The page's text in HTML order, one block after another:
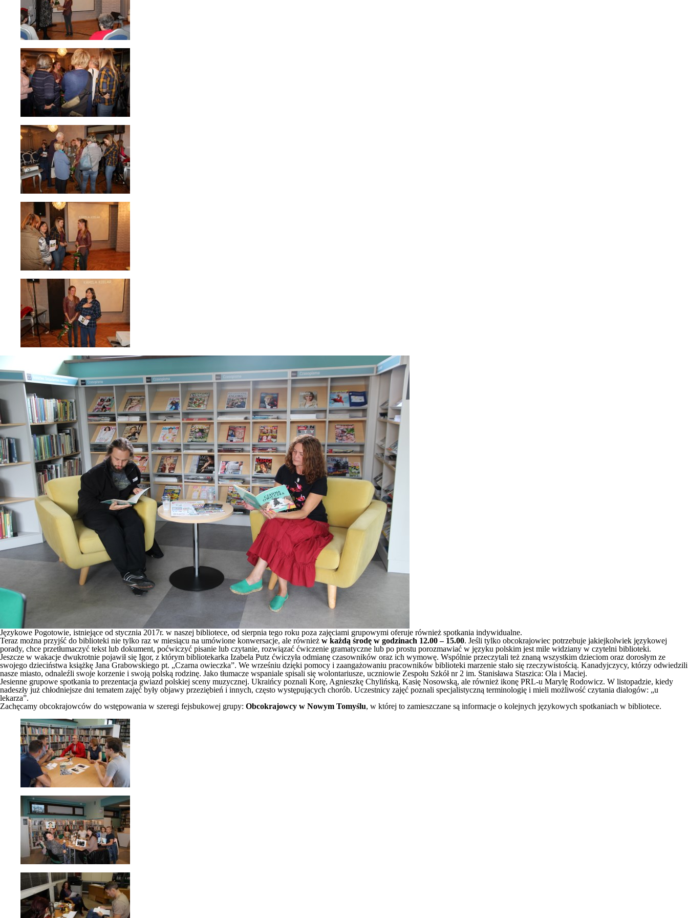
Językowe Pogotowie, istniejące od stycznia 2017r. w naszej bibliotece, od sierpnia tego roku poza zajęciami grupowymi oferuje również spotkania indywidualne.
Teraz można przyjść do biblioteki nie tylko raz w miesiącu na umówione konwersacje, ale również w każdą środę w godzinach 12.00 – 15.00. Jeśli tylko obcokrajowiec potrzebuje jakiejkolwiek językowej
porady, chce przetłumaczyć tekst lub dokument, poćwiczyć pisanie lub czytanie, rozwiązać ćwiczenie gramatyczne lub po prostu porozmawiać w języku polskim jest mile widziany w czytelni biblioteki.
Jeszcze w wakacje dwukrotnie pojawił się Igor, z którym bibliotekarka Izabela Putz ćwiczyła odmianę czasowników oraz ich wymowę. Wspólnie przeczytali też znaną wszystkim dzieciom oraz dorosłym ze
swojego dzieciństwa książkę Jana Grabowskiego pt. „Czarna owieczka”. We wrześniu dzięki pomocy i zaangażowaniu pracowników biblioteki marzenie stało się rzeczywistością. Kanadyjczycy, którzy odwiedzili
nasze miasto, odnaleźli swoje korzenie i swoją polską rodzinę. Jako tłumacze wspaniale spisali się wolontariusze, uczniowie Zespołu Szkół nr 2 im. Stanisława Staszica: Ola i Maciej.
Jesienne grupowe spotkania to prezentacja gwiazd polskiej sceny muzycznej. Ukraińcy poznali Korę, Agnieszkę Chylińską, Kasię Nosowską, ale również ikonę PRL-u Marylę Rodowicz. W listopadzie, kiedy
nadeszły już chłodniejsze dni tematem zajęć były objawy przeziębień i innych, często występujących chorób. Uczestnicy zajęć poznali specjalistyczną terminologię i mieli możliwość czytania dialogów: „u
lekarza”.
Zachęcamy obcokrajowców do wstępowania w szeregi fejsbukowej grupy: Obcokrajowcy w Nowym Tomyślu, w której to zamieszczane są informacje o kolejnych językowych spotkaniach w bibliotece.